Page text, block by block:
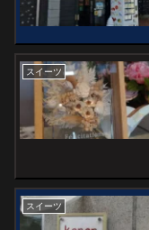
スイーツ
スイーツ